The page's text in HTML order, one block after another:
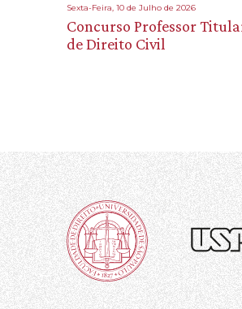
Sexta-Feira, 10 de Julho de 2026
Concurso Professor
de Direito Civil